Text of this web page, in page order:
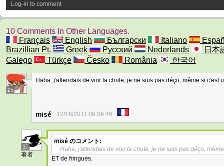
Log-in to comment
10 Comments In Other Languages.
Français
English Български Italiano
Brazillian Pt.
Greek Русский Nederlands
日本
Galego
Türkçe Česko România 한국어
25
Haha, j'attendais de voir la chute, je ne suis pas déçu, même si c'est
misé 12/16/2011 09:06:46
17
著者
misé のコメント:
Haha, j'attendais de voir la chute, je ne suis pas déçu,
ET de fringues.